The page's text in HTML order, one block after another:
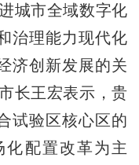
城市全域数字化
治理能力现代化
济创新发展的关
长王宏表示，贵
试验区核心区的
化配置改革为主